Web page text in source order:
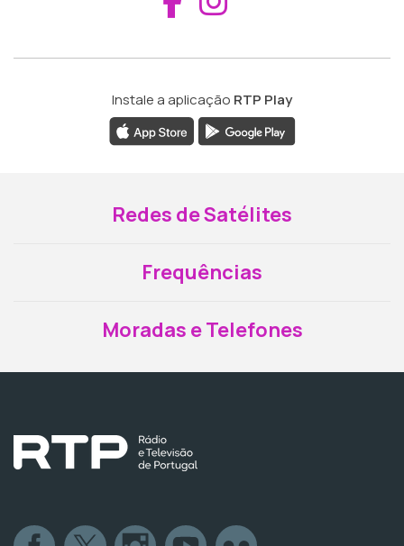
Instale a aplicação RTP Play
Redes de Satélites
Frequências
Moradas e Telefones